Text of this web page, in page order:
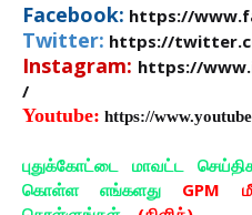
Facebook: https://
Twitter: https://
Instagram: https://
/
Youtube: https://
புதுக்கோட்டை மாவட்ட
கொள்ள எங்களது GPM